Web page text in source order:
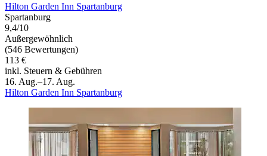
Hilton Garden Inn Spartanburg
Spartanburg
9,4/10
Außergewöhnlich
(546 Bewertungen)
113 €
inkl. Steuern & Gebühren
16. Aug.–17. Aug.
Hilton Garden Inn Spartanburg